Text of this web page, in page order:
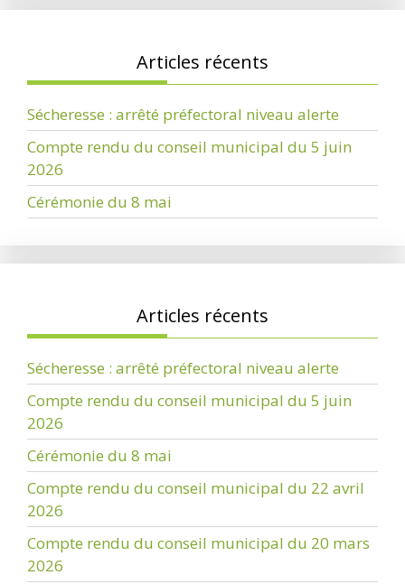
Articles récents
Sécheresse : arrêté préfectoral niveau alerte
Compte rendu du conseil municipal du 5 juin
2026
Cérémonie du 8 mai
Articles récents
Sécheresse : arrêté préfectoral niveau alerte
Compte rendu du conseil municipal du 5 juin
2026
Cérémonie du 8 mai
Compte rendu du conseil municipal du 22 avril
2026
Compte rendu du conseil municipal du 20 mars
2026